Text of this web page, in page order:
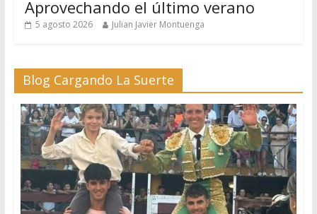
Aprovechando el último verano
5 agosto 2026 Julian Javier Montuenga
Blog Cargando La Suerte